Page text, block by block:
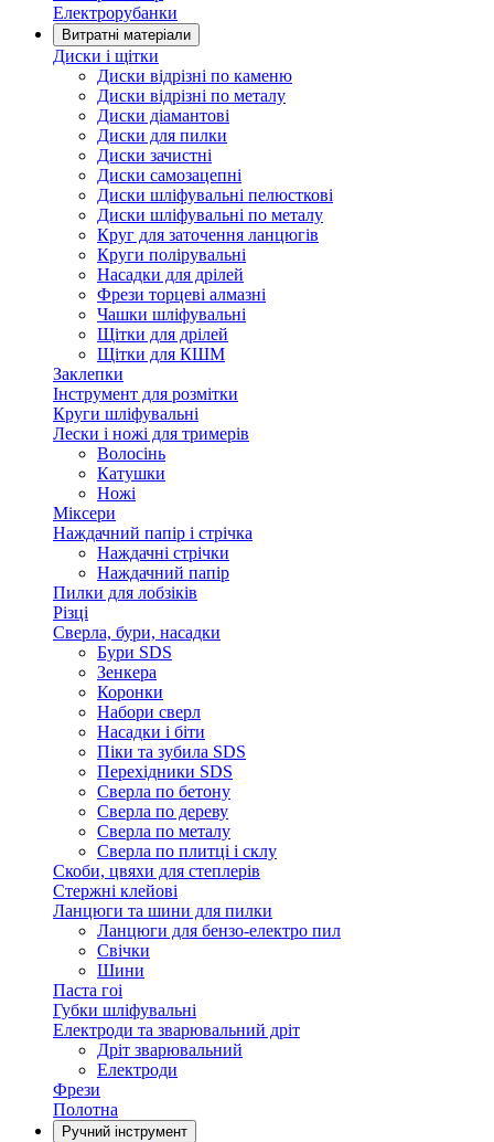
Електрорубанки
Витратні матеріали
Диски і щітки
Диски відрізні по каменю
Диски відрізні по металу
Диски діамантові
Диски для пилки
Диски зачистні
Диски самозацепні
Диски шліфувальні пелюсткові
Диски шліфувальні по металу
Круг для заточення ланцюгів
Круги полірувальні
Насадки для дрілей
Фрези торцеві алмазні
Чашки шліфувальні
Щітки для дрілей
Щітки для КШМ
Заклепки
Інструмент для розмітки
Круги шліфувальні
Лески і ножі для тримерів
Волосінь
Катушки
Ножі
Міксери
Наждачний папір і стрічка
Наждачні стрічки
Наждачний папір
Пилки для лобзіків
Різці
Сверла, бури, насадки
Бури SDS
Зенкера
Коронки
Набори сверл
Насадки і біти
Піки та зубила SDS
Перехідники SDS
Сверла по бетону
Сверла по дереву
Сверла по металу
Сверла по плитці і склу
Скоби, цвяхи для степлерів
Стержні клейові
Ланцюги та шини для пилки
Ланцюги для бензо-електро пил
Свічки
Шини
Паста гоі
Губки шліфувальні
Електроди та зварювальний дріт
Дріт зварювальний
Електроди
Фрези
Полотна
Ручний інструмент